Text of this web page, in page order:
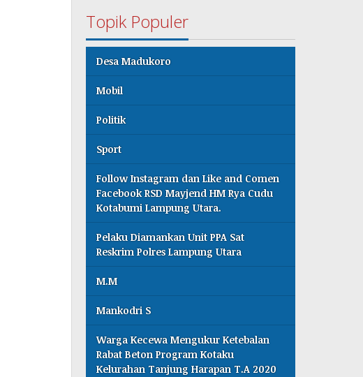
Topik Populer
Desa Madukoro
Mobil
Politik
Sport
Follow Instagram dan Like and Comen
Facebook RSD Mayjend HM Rya Cudu
Kotabumi Lampung Utara.
Pelaku Diamankan Unit PPA Sat
Reskrim Polres Lampung Utara
M.M
Mankodri S
Warga Kecewa Mengukur Ketebalan
Rabat Beton Program Kotaku
Kelurahan Tanjung Harapan T.A 2020